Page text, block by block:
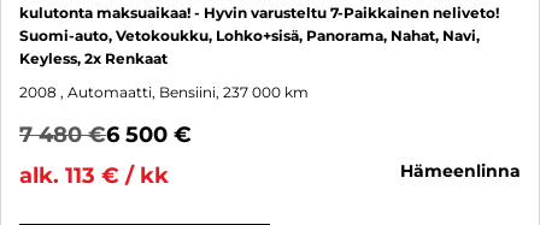
kulutonta maksuaikaa! - Hyvin varusteltu 7-Paikkainen neliveto!
Suomi-auto, Vetokoukku, Lohko+sisä, Panorama, Nahat, Navi,
Keyless, 2x Renkaat
2008 , Automaatti, Bensiini, 237 000 km
7 480 €6 500 €
alk. 113 € / kk
hämeenlinna